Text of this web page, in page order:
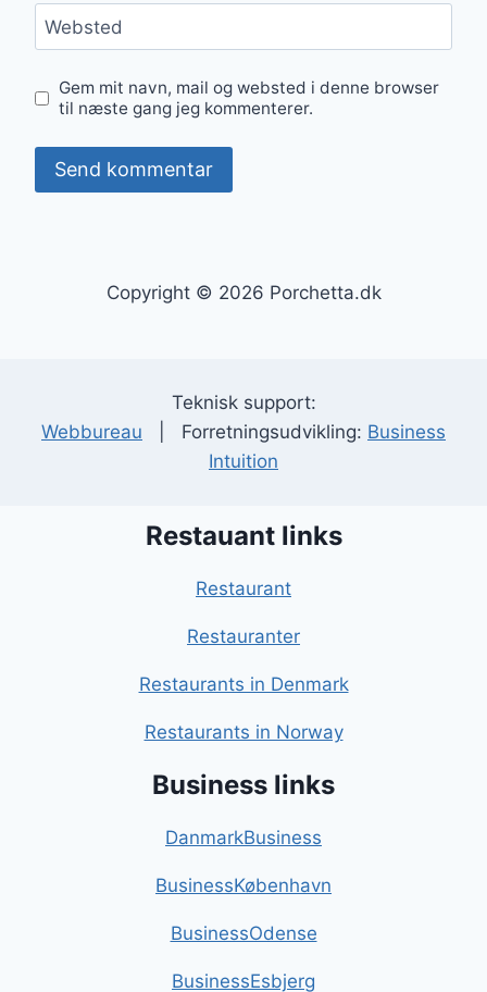
Websted
Gem mit navn, mail og websted i denne browser
til næste gang jeg kommenterer.
Copyright © 2026 Porchetta.dk
Teknisk support:
Webbureau | Forretningsudvikling: Business
Intuition
Restauant links
Restaurant
Restauranter
Restaurants in Denmark
Restaurants in Norway
Business links
DanmarkBusiness
BusinessKøbenhavn
BusinessOdense
BusinessEsbjerg